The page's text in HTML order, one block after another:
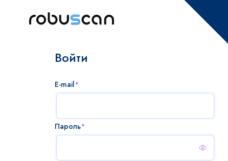
Войти
E-mail*
Пароль*